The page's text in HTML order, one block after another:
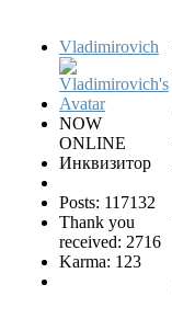
Vladimirovich
NOW
ONLINE
Инквизитор
Posts: 117132
Thank you
received: 2716
Karma: 123